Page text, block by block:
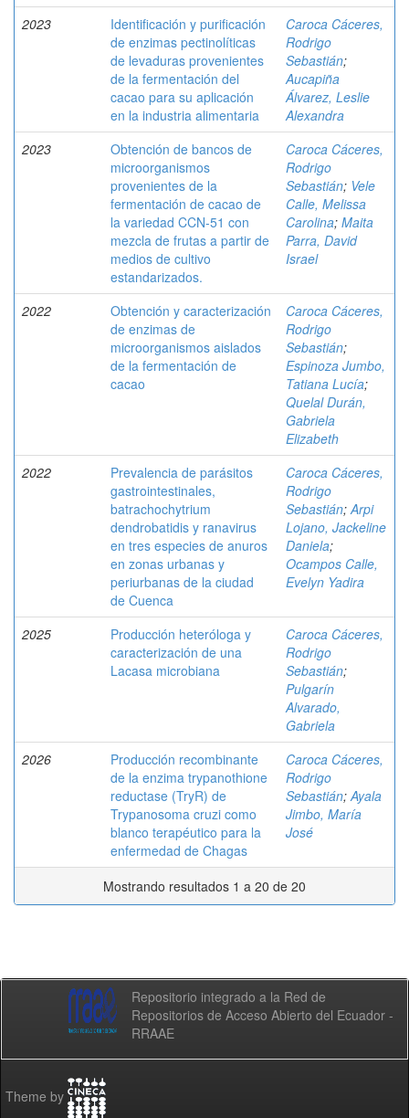
2023
Identificación y purificación
de enzimas pectinolíticas
de levaduras provenientes
de la fermentación del
cacao para su aplicación
en la industria alimentaria
Caroca Cáceres,
Rodrigo
Sebastián;
Aucapiña
Álvarez, Leslie
Alexandra
2023
Obtención de bancos de
microorganismos
provenientes de la
fermentación de cacao de
la variedad CCN-51 con
mezcla de frutas a partir de
medios de cultivo
estandarizados.
Caroca Cáceres,
Rodrigo
Sebastián; Vele
Calle, Melissa
Carolina; Maita
Parra, David
Israel
2022
Obtención y caracterización
de enzimas de
microorganismos aislados
de la fermentación de
cacao
Caroca Cáceres,
Rodrigo
Sebastián;
Espinoza Jumbo,
Tatiana Lucía;
Quelal Durán,
Gabriela
Elizabeth
2022
Prevalencia de parásitos
gastrointestinales,
batrachochytrium
dendrobatidis y ranavirus
en tres especies de anuros
en zonas urbanas y
periurbanas de la ciudad
de Cuenca
Caroca Cáceres,
Rodrigo
Sebastián;Arpi
Lojano, Jackeline
Daniela;
Ocampos Calle,
Evelyn Yadira
2025
Producción heteróloga y
caracterización de una
Lacasa microbiana
Caroca Cáceres,
Rodrigo
Sebastián;
Pulgarín
Alvarado,
Gabriela
2026
Producción recombinante
de la enzima trypanothione
reductase (TryR) de
Trypanosoma cruzi como
blanco terapéutico para la
enfermedad de Chagas
Caroca Cáceres,
Rodrigo
Sebastián;Ayala
Jimbo, María
José
Mostrando resultados 1 a 20 de 20
Repositorio integrado a la Red de
Repositorios de Acceso Abierto del Ecuador -
RRAAE
Theme by